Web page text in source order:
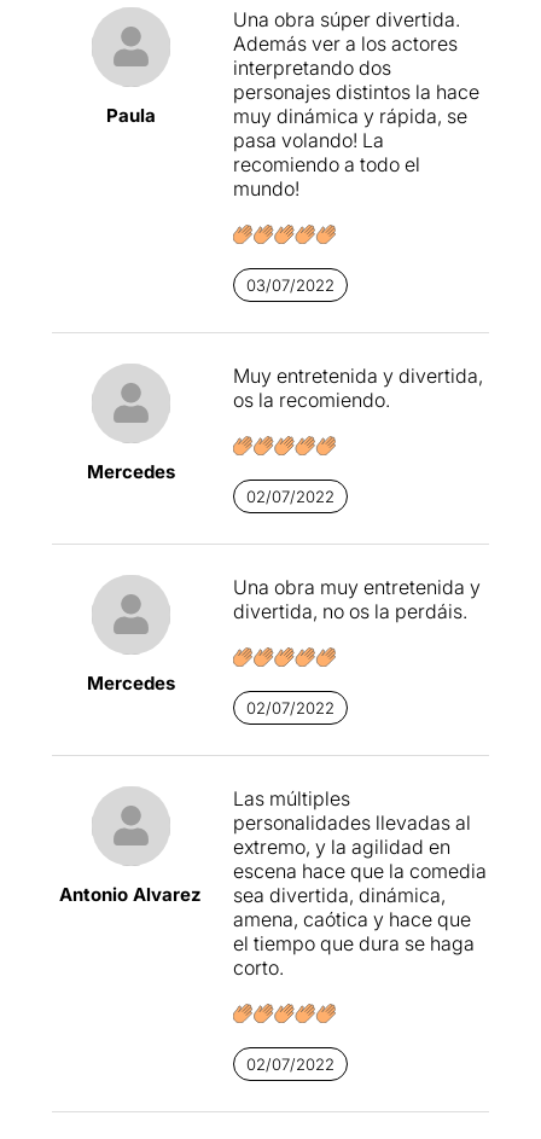
Paula
Una obra súper divertida.
Además ver a los actores
interpretando dos
personajes distintos la hace
muy dinámica y rápida, se
pasa volando! La
recomiendo a todo el
mundo!
03/07/2022
Mercedes
Muy entretenida y divertida,
os la recomiendo.
02/07/2022
Mercedes
Una obra muy entretenida y
divertida, no os la perdáis.
02/07/2022
Antonio Alvarez
Las múltiples
personalidades llevadas al
extremo, y la agilidad en
escena hace que la comedia
sea divertida, dinámica,
amena, caótica y hace que
el tiempo que dura se haga
corto.
02/07/2022